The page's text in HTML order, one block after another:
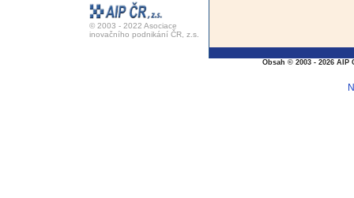
© 2003 - 2022 Asociace
inovačního podnikání ČR, z.s.
Obsah © 2003 - 2026